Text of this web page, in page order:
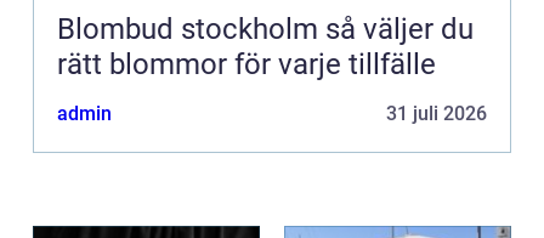
Blombud stockholm så väljer du
rätt blommor för varje tillfälle
admin 31 juli 2026